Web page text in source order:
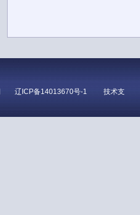
辽ICP备14013670号-1 技术支